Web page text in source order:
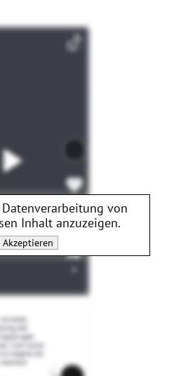
von
Inhalt anzuzeigen.
Akzeptieren